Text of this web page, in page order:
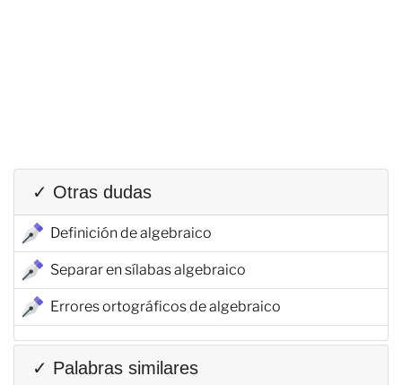
✓ Otras dudas
Definición de algebraico
Separar en sílabas algebraico
Errores ortográficos de algebraico
✓ Palabras similares